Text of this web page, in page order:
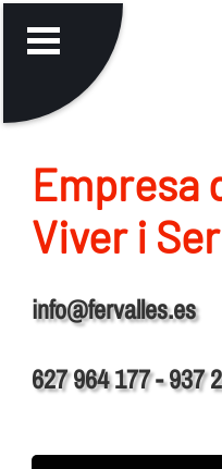
Empresa
Viver i
info@fervalles.es
627 964 177 - 937